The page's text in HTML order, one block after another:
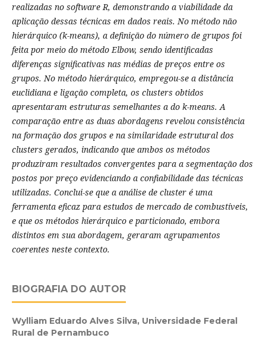
realizadas no software R, demonstrando a viabilidade da
aplicação dessas técnicas em dados reais. No método não
hierárquico (k-means), a definição do número de grupos foi
feita por meio do método Elbow, sendo identificadas
diferenças significativas nas médias de preços entre os
grupos. No método hierárquico, empregou-se a distância
euclidiana e ligação completa, os clusters obtidos
apresentaram estruturas semelhantes a do k-means. A
comparação entre as duas abordagens revelou consistência
na formação dos grupos e na similaridade estrutural dos
clusters gerados, indicando que ambos os métodos
produziram resultados convergentes para a segmentação dos
postos por preço evidenciando a confiabilidade das técnicas
utilizadas. Conclui-se que a análise de cluster é uma
ferramenta eficaz para estudos de mercado de combustíveis,
e que os métodos hierárquico e particionado, embora
distintos em sua abordagem, geraram agrupamentos
coerentes neste contexto.
BIOGRAFIA DO AUTOR
Wylliam Eduardo Alves Silva, Universidade Federal
Rural de Pernambuco